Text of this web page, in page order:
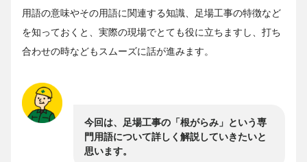
用語の意味やその用語に関連する知識、足場工事の特徴など
を知っておくと、実際の現場でとても役に立ちますし、打ち
合わせの時などもスムーズに話が進みます。
今回は、足場工事の「根がらみ」という専
門用語について詳しく解説していきたいと
思います。